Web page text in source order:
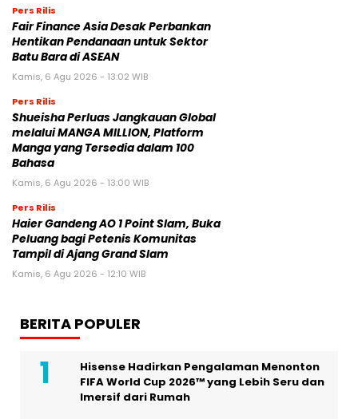
Pers Rilis
Fair Finance Asia Desak Perbankan
Hentikan Pendanaan untuk Sektor
Batu Bara di ASEAN
Kamis, 6 Agu 2026 - 13:02 WIB
Pers Rilis
Shueisha Perluas Jangkauan Global
melalui MANGA MILLION, Platform
Manga yang Tersedia dalam 100
Bahasa
Kamis, 6 Agu 2026 - 13:00 WIB
Pers Rilis
Haier Gandeng AO 1 Point Slam, Buka
Peluang bagi Petenis Komunitas
Tampil di Ajang Grand Slam
Kamis, 6 Agu 2026 - 12:10 WIB
BERITA POPULER
Hisense Hadirkan Pengalaman Menonton
FIFA World Cup 2026™ yang Lebih Seru dan
Imersif dari Rumah